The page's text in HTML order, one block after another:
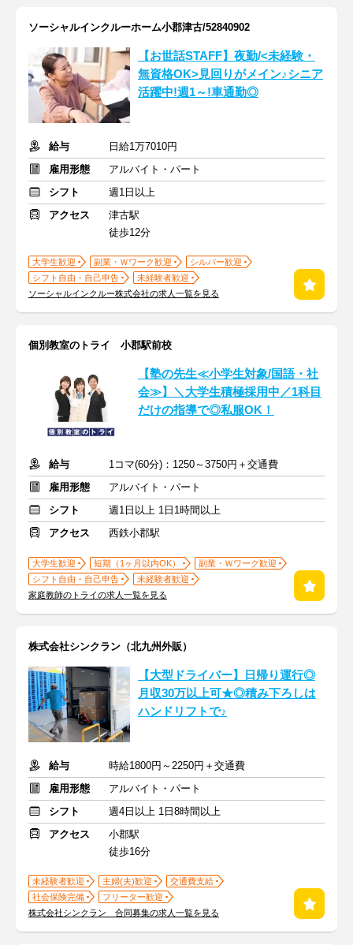
ソーシャルインクルーホーム小郡津古/52840902
【お世話STAFF】夜勤/<未経験・
無資格OK>見回りがメイン♪シニア
活躍中!週1～!車通勤◎
給与
日給1万7010円
雇用形態
アルバイト・パート
シフト
週1日以上
アクセス
津古駅
徒歩12分
大学生歓迎 副業・Ｗワーク歓迎
シルバー歓迎
シフト自由・自己申告
未経験者歓迎
ソーシャルインクルー株式会社の求人一覧を見る
個別教室のトライ 小郡駅前校
【塾の先生≪小学生対象/国語・社
会≫】＼大学生積極採用中／1科目
だけの指導で◎私服OK！
給与
1コマ(60分)：1250～3750円＋交通費
雇用形態
アルバイト・パート
シフト
週1日以上 1日1時間以上
アクセス
西鉄小郡駅
大学生歓迎 短期（1ヶ月以内OK）
副業・Ｗワーク歓迎
シフト自由・自己申告
未経験者歓迎
家庭教師のトライの求人一覧を見る
株式会社シンクラン（北九州外販）
【大型ドライバー】日帰り運行◎
月収30万以上可★◎積み下ろしは
ハンドリフトで♪
給与
時給1800円～2250円＋交通費
雇用形態
アルバイト・パート
シフト
週4日以上 1日8時間以上
アクセス
小郡駅
徒歩16分
未経験者歓迎 主婦(夫)歓迎
交通費支給
社会保険完備
フリーター歓迎
株式会社シンクラン 合同募集の求人一覧を見る